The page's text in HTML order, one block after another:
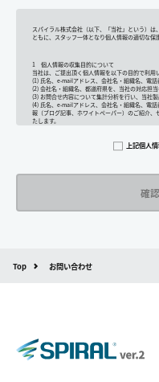
スパイラル株式会社（以下、「当社」という）
ともに、スタッフ一体となり個人情報の適切な保
1 個人情報の収集目的について
当社は、ご提出頂く個人情報を以下の目的で利用
(1) 氏名、e-mailアドレス、会社名・組織名、電話
(2) 会社名・組織名、都道府県を、当社の対応担当
(3) お問合せ内容について集計分析を行い、当社
(4) 氏名、e-mailアドレス、会社名・組織名、電
報（ブログ記事、ホワイトペーパー）のご紹介
たします。
規則（以下、「GDPR」という）に準拠した適切
詳しくは、11.Google 拡張コンバージョンの利
当社が管理する本フォームから取得した情報と
5 個人情報の保存期間について
上記個人
Top お問い合わせ